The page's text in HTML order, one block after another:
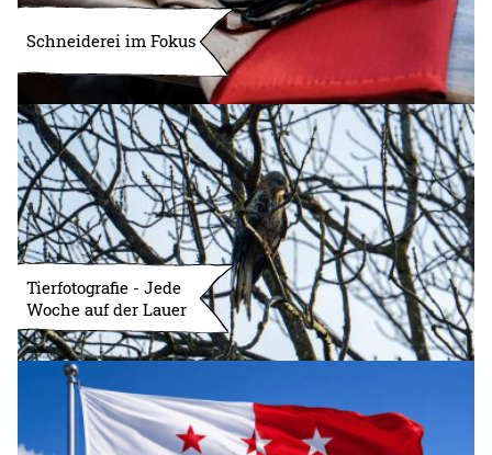
Schneiderei im Fokus
Tierfotografie - Jede
Woche auf der Lauer